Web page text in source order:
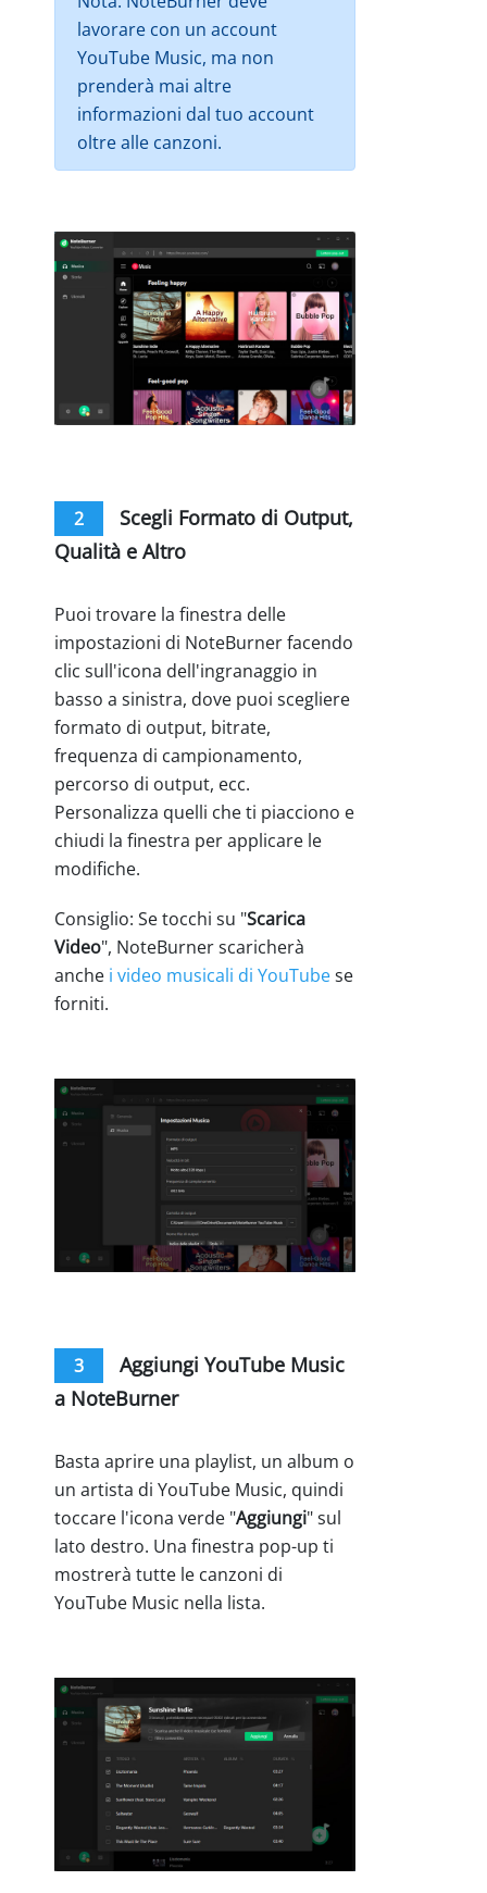
lavorare con un account
YouTube Music, ma non
prenderà mai altre
informazioni dal tuo account
oltre alle canzoni.
2
Scegli Formato di Output,
Qualità e Altro
Puoi trovare la finestra delle
impostazioni di NoteBurner facendo
clic sull'icona dell'ingranaggio in
basso a sinistra, dove puoi scegliere
formato di output, bitrate,
frequenza di campionamento,
percorso di output, ecc.
Personalizza quelli che ti piacciono e
chiudi la finestra per applicare le
modifiche.
Consiglio: Se tocchi su "Scarica
Video", NoteBurner scaricherà
anche i video musicali di YouTubese
forniti.
3
Aggiungi YouTube Music
a NoteBurner
Basta aprire una playlist, un album o
un artista di YouTube Music, quindi
toccare l'icona verde "Aggiungi" sul
lato destro. Una finestra pop-up ti
mostrerà tutte le canzoni di
YouTube Music nella lista.